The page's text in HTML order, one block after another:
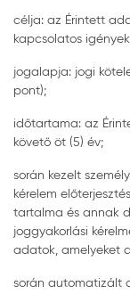
célja: az Érintett
kapcsolatos
jogalapja: jogi
pont);
időtartama: az
követő öt (5) év;
során kezelt
kérelem
tartalma és annak
joggyakorlási
adatok, amelyeket
során automatizált